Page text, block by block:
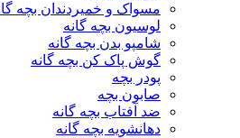
مسواک و خمیردندان بچه
لوسیون بچه گانه
شامپو بدن بچه گانه
گوش پاک کن بچه گانه
پودر بچه
صابون بچه
ضد آفتاب بچه گانه
دهانشویه بچه گانه